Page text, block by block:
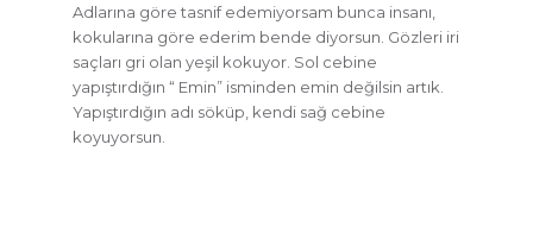
Adlarına göre tasnif edemiyorsam bunca insanı,
kokularına göre ederim bende diyorsun. Gözleri iri
saçları gri olan yeşil kokuyor. Sol cebine
yapıştırdığın “ Emin” isminden emin değilsin artık.
Yapıştırdığın adı söküp, kendi sağ cebine
koyuyorsun.